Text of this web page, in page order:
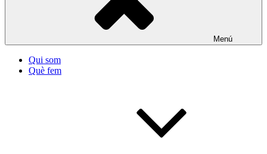
Menú
Qui som
Què fem